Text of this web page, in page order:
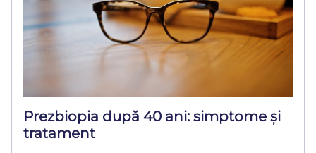
Prezbiopia după 40 ani: simptome și
tratament